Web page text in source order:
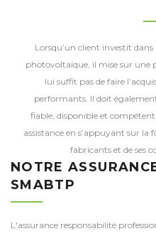
Lorsqu’un client investit
photovoltaïque, il mise sur une
lui suffit pas de faire
performants. Il doit
fiable, disponible et
assistance en s’appuyant sur la
fabricants et de ses
NOTRE
SMABTP
L'assurance responsabilité